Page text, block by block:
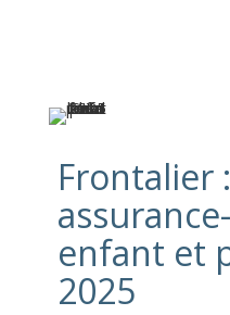
Frontalier
enfant et
2025